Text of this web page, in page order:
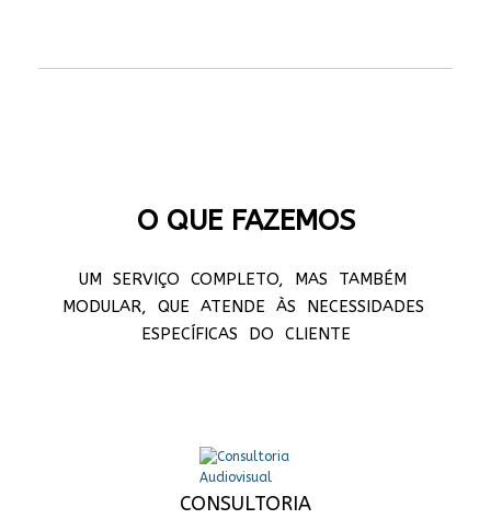
O QUE FAZEMOS
UM SERVIÇO COMPLETO, MAS TAMBÉM
MODULAR, QUE ATENDE ÀS NECESSIDADES
ESPECÍFICAS DO CLIENTE
CONSULTORIA